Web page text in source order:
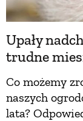
Upały
trudne
Co możemy
naszych
lata?